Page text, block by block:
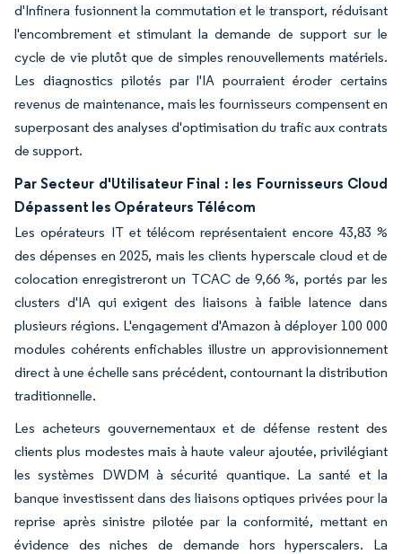
d'Infinera fusionnent la commutation et le transport, réduisant
l'encombrement et stimulant la demande de support sur le
cycle de vie plutôt que de simples renouvellements matériels.
Les diagnostics pilotés par l'IA pourraient éroder certains
revenus de maintenance, mais les fournisseurs compensent en
superposant des analyses d'optimisation du trafic aux contrats
de support.
Par Secteur d'Utilisateur Final : les Fournisseurs Cloud
Dépassent les Opérateurs Télécom
Les opérateurs IT et télécom représentaient encore 43,83 %
des dépenses en 2025, mais les clients hyperscale cloud et de
colocation enregistreront un TCAC de 9,66 %, portés par les
clusters d'IA qui exigent des liaisons à faible latence dans
plusieurs régions. L'engagement d'Amazon à déployer 100 000
modules cohérents enfichables illustre un approvisionnement
direct à une échelle sans précédent, contournant la distribution
traditionnelle.
Les acheteurs gouvernementaux et de défense restent des
clients plus modestes mais à haute valeur ajoutée, privilégiant
les systèmes DWDM à sécurité quantique. La santé et la
banque investissent dans des liaisons optiques privées pour la
reprise après sinistre pilotée par la conformité, mettant en
évidence des niches de demande hors hyperscalers. La